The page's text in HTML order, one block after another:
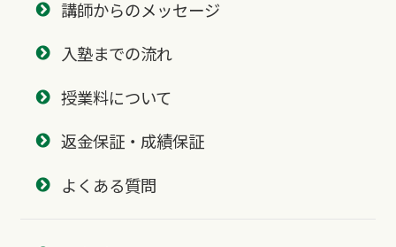
講師からのメッセージ
入塾までの流れ
授業料について
返金保証・成績保証
よくある質問